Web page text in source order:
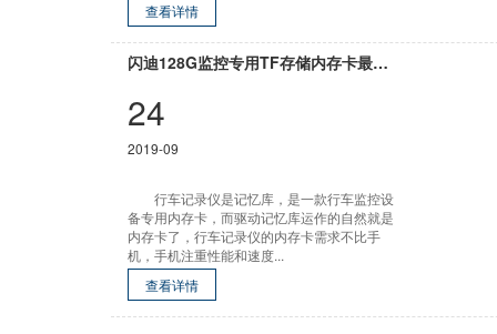
查看详情
闪迪128G监控专用TF存储内存卡最新批发价格报价
24
2019-09
行车记录仪是记忆库，是一款行车监控设
备专用内存卡，而驱动记忆库运作的自然就是
内存卡了，行车记录仪的内存卡需求不比手
机，手机注重性能和速度...
查看详情